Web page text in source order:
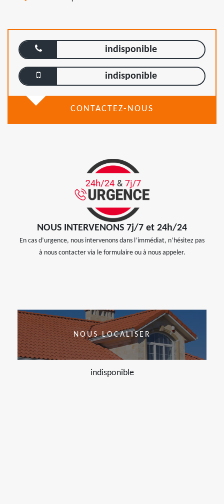
indisponible
indisponible
CONTACTEZ-NOUS
NOUS INTERVENONS 7j/7 et 24h/24
En cas d’urgence, nous intervenons dans l’immédiat, n’hésitez pas
à nous contacter via le formulaire ou à nous appeler.
NOUS LOCALISER
indisponible